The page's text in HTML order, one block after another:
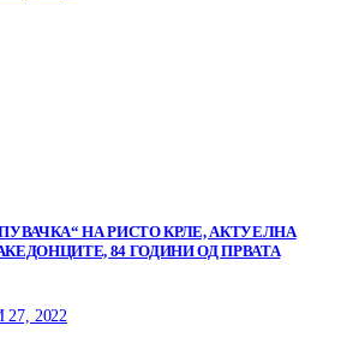
НА РИСТО КРЛЕ, АКТУЕЛНА
84 ГОДИНИ ОД ПРВАТА
2022